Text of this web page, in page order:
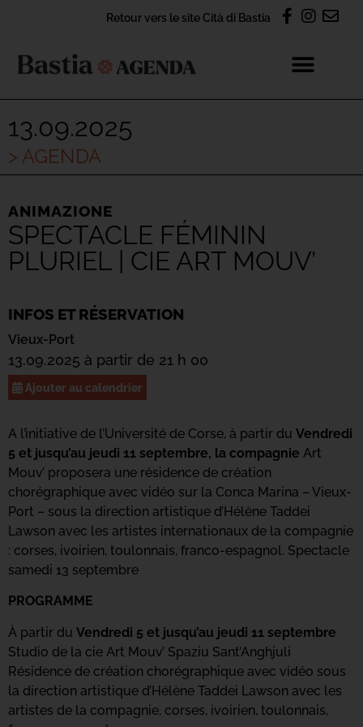
Retour vers le site Cità di Bastia
13.09.2025
> AGENDA
ANIMAZIONE
SPECTACLE FÉMININ
PLURIEL | CIE ART MOUV’
INFOS ET RÉSERVATION
Vieux-Port
13.09.2025 à partir de 21 h 00
Ajouter au calendrier
A l’initiative de l’Université de Corse, à partir du Vendredi
5 et jusqu’au jeudi 11 septembre, la compagnie Art
Mouv’ proposera une résidence de création
chorégraphique avec vidéo sur la Conca Marina – Vieux-
Port – sous la direction artistique d’Hélène Taddei
Lawson avec les artistes internationaux de la compagnie
: corses, ivoirien, toulonnais, franco-espagnol. Spectacle
samedi 13 septembre
PROGRAMME
À partir du Vendredi 5 et jusqu’au jeudi 11 septembre
Studio de la cie Art Mouv’ Spaziu Sant’Anghjuli
Résidence de création chorégraphique avec vidéo sous
la direction artistique d’Hélène Taddei Lawson avec les
artistes de la compagnie, corses, ivoirien, toulonnais,